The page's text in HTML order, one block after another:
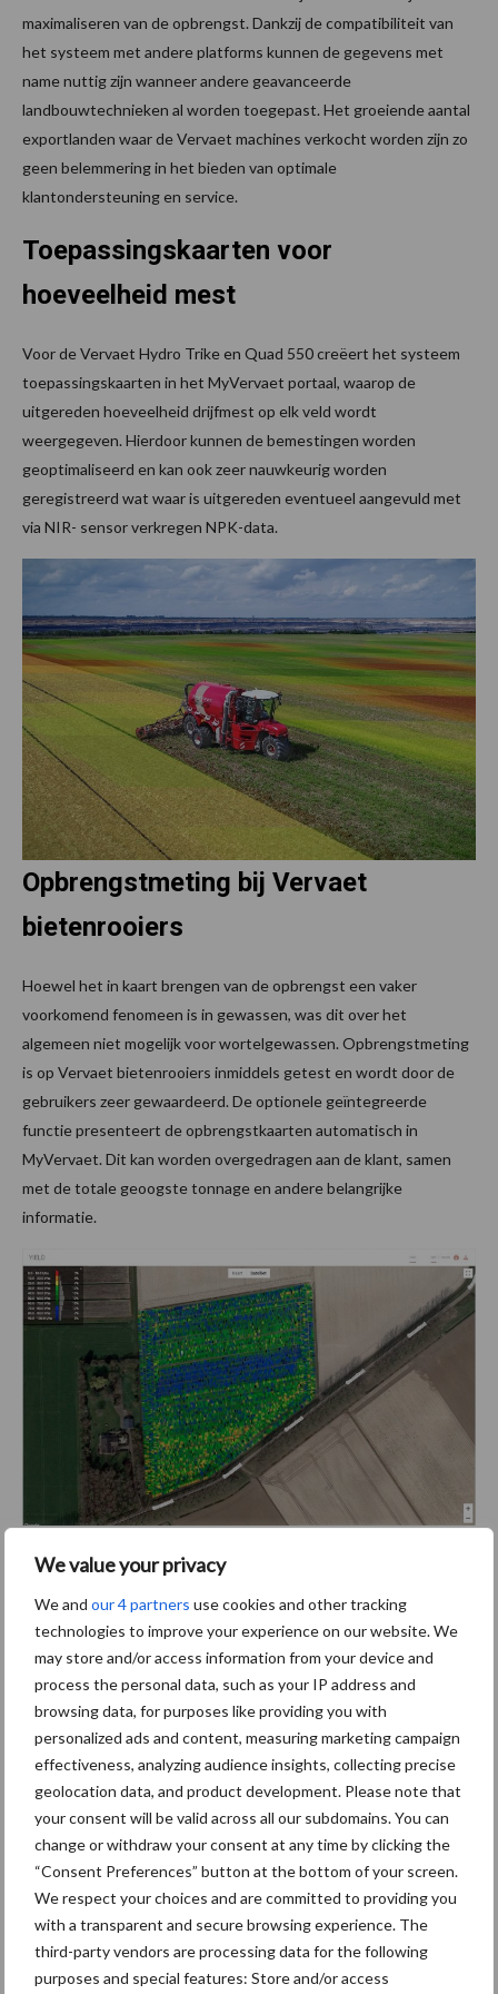
We value your privacy
We and our 4 partners use cookies and other tracking
technologies to improve your experience on our website. We
may store and/or access information from your device and
process the personal data, such as your IP address and
browsing data, for purposes like providing you with
personalized ads and content, measuring marketing campaign
effectiveness, analyzing audience insights, collecting precise
geolocation data, and product development. Please note that
your consent will be valid across all our subdomains. You can
change or withdraw your consent at any time by clicking the
“Consent Preferences” button at the bottom of your screen.
We respect your choices and are committed to providing you
with a transparent and secure browsing experience. The
third-party vendors are processing data for the following
purposes and special features: Store and/or access
maximaliseren van de opbrengst. Dankzij de compatibiliteit van
het systeem met andere platforms kunnen de gegevens met
name nuttig zijn wanneer andere geavanceerde
landbouwtechnieken al worden toegepast. Het groeiende aantal
exportlanden waar de Vervaet machines verkocht worden zijn zo
geen belemmering in het bieden van optimale
klantondersteuning en service.
Toepassingskaarten voor
hoeveelheid mest
Voor de Vervaet Hydro Trike en Quad 550 creëert het systeem
toepassingskaarten in het MyVervaet portaal, waarop de
uitgereden hoeveelheid drijfmest op elk veld wordt
weergegeven. Hierdoor kunnen de bemestingen worden
geoptimaliseerd en kan ook zeer nauwkeurig worden
geregistreerd wat waar is uitgereden eventueel aangevuld met
via NIR- sensor verkregen NPK-data.
Opbrengstmeting bij Vervaet
bietenrooiers
Hoewel het in kaart brengen van de opbrengst een vaker
voorkomend fenomeen is in gewassen, was dit over het
algemeen niet mogelijk voor wortelgewassen. Opbrengstmeting
is op Vervaet bietenrooiers inmiddels getest en wordt door de
gebruikers zeer gewaardeerd. De optionele geïntegreerde
functie presenteert de opbrengstkaarten automatisch in
MyVervaet. Dit kan worden overgedragen aan de klant, samen
met de totale geoogste tonnage en andere belangrijke
informatie.
“Wij zijn van mening dat het Vervaet Connect systeem voordelen
biedt voor alle betrokken partijen, van de loonwerker tot de
teler”, zegt Daan van de Velde, marketing manager bij Frans
Vervaet BV. “Boeren kunnen gegevens uit het Vervaet Connect
systeem gebruiken om hun opbrengsten te optimaliseren en hun
kosten te verlagen, en er wordt ook tijd bespaard tijdens
doelstelling is en blijft het bieden van de best mogelijke
ondersteuning aan onze sector, en dit wordt bereikt wanneer
iedereen samenwerkt – wij vinden dat je niet bang moet zijn voor
samenwerking. Daarom kan de informatie die wordt gegenereerd
door Vervaet Connect worden gedeeld met andere systemen om
het grootste potentieel voor de eindgebruiker te realiseren en
de ontwikkeling en vooruitgang van onze sector te verbeteren.”